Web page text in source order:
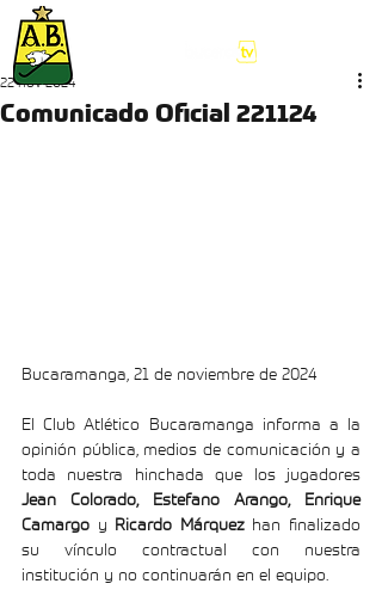
Comunicado Oficial 221124
22 nov 2024
Bucaramanga, 21 de noviembre de 2024
El Club Atlético Bucaramanga informa a la
opinión pública, medios de comunicación y a
Jean Colorado, Estefano Arango, Enrique
Camargo y Ricardo Márquez han finalizado
su vínculo contractual con nuestra
institución y no continuarán en el equipo.